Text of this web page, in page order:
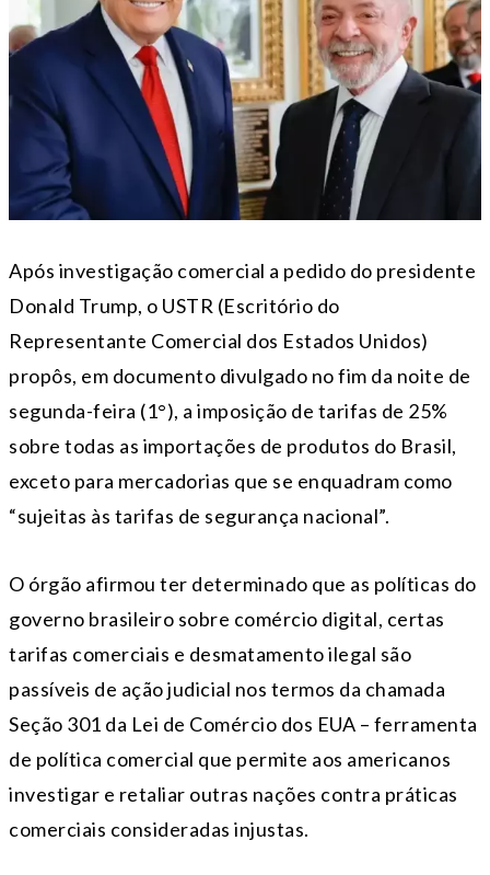
Após investigação comercial a pedido do presidente
Donald Trump, o USTR (Escritório do
Representante Comercial dos Estados Unidos)
propôs, em documento divulgado no fim da noite de
segunda-feira (1°), a imposição de tarifas de 25%
sobre todas as importações de produtos do Brasil,
exceto para mercadorias que se enquadram como
“sujeitas às tarifas de segurança nacional”.
O órgão afirmou ter determinado que as políticas do
governo brasileiro sobre comércio digital, certas
tarifas comerciais e desmatamento ilegal são
passíveis de ação judicial nos termos da chamada
Seção 301 da Lei de Comércio dos EUA – ferramenta
de política comercial que permite aos americanos
investigar e retaliar outras nações contra práticas
comerciais consideradas injustas.